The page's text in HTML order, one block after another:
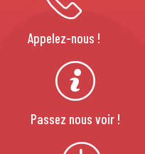
Appelez-nous !
Passez nous voir !